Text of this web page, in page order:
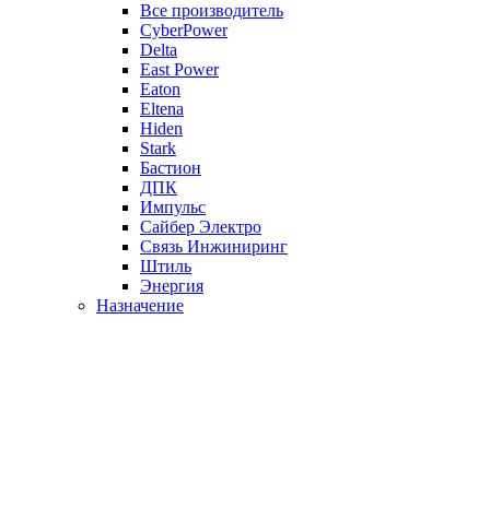
Все производитель
CyberPower
Delta
East Power
Eaton
Eltena
Hiden
Stark
Бастион
ДПК
Импульс
Сайбер Электро
Связь Инжиниринг
Штиль
Энергия
Назначение